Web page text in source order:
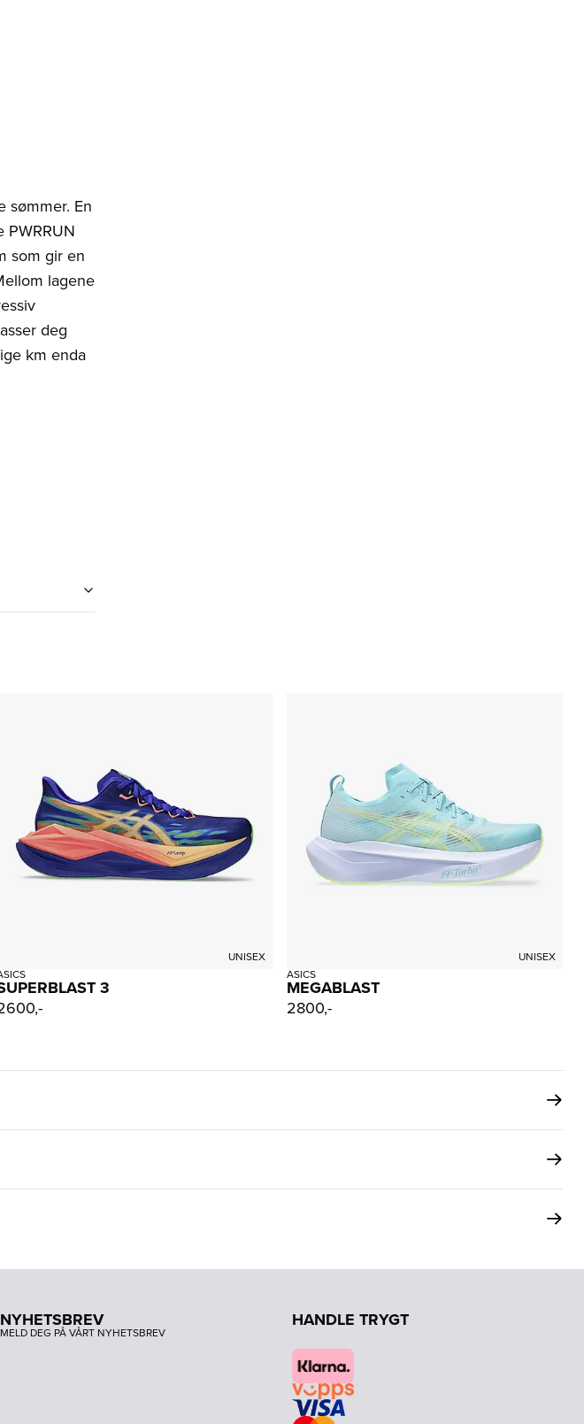
sømmer. En
som gir en
lagene
deg
km enda
UNISEX
3
UNISEX
ASICS
MEGABLAST
2800,-
NYHETSBREV
MELD DEG PÅ VÅRT NYHETSBREV
HANDLE TRYGT